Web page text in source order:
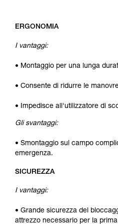
ERGONOMIA
I vantaggi:
• Montaggio per una lunga
• Consente di ridurre le
• Impedisce all'utilizzatore di
Gli svantaggi:
• Smontaggio sul campo
emergenza.
SICUREZZA
I vantaggi:
• Grande sicurezza del
attrezzo necessario per la